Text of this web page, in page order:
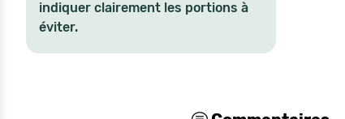
indiquer clairement les portions à
éviter.